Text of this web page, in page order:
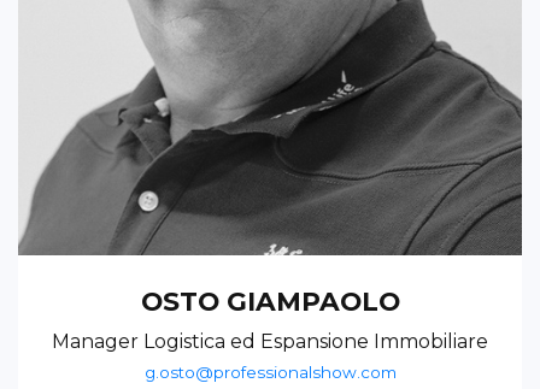
OSTO GIAMPAOLO
Manager Logistica ed Espansione Immobiliare
g.osto@professionalshow.com